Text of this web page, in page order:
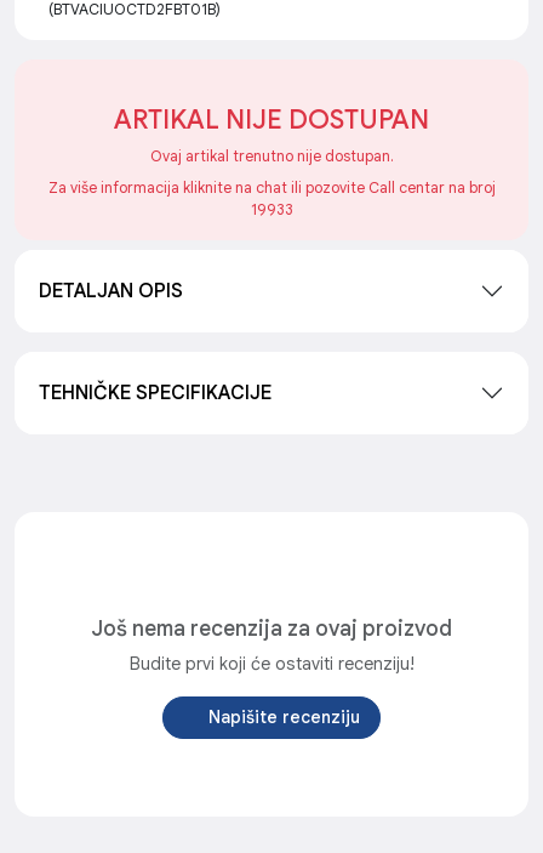
(BTVACIUOCTD2FBT01B)
ARTIKAL NIJE DOSTUPAN
Ovaj artikal trenutno nije dostupan.
Za više informacija kliknite na chat ili pozovite Call centar na broj
19933
DETALJAN OPIS
TEHNIČKE SPECIFIKACIJE
Još nema recenzija za ovaj proizvod
Budite prvi koji će ostaviti recenziju!
Napišite recenziju